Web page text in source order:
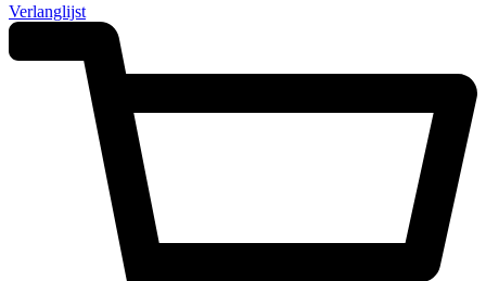
Verlanglijst